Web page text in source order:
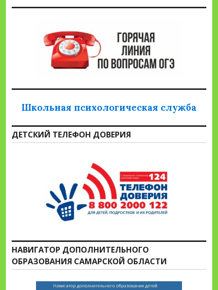
Школьная психологическая служба
ДЕТСКИЙ ТЕЛЕФОН ДОВЕРИЯ
НАВИГАТОР ДОПОЛНИТЕЛЬНОГО
ОБРАЗОВАНИЯ САМАРСКОЙ ОБЛАСТИ